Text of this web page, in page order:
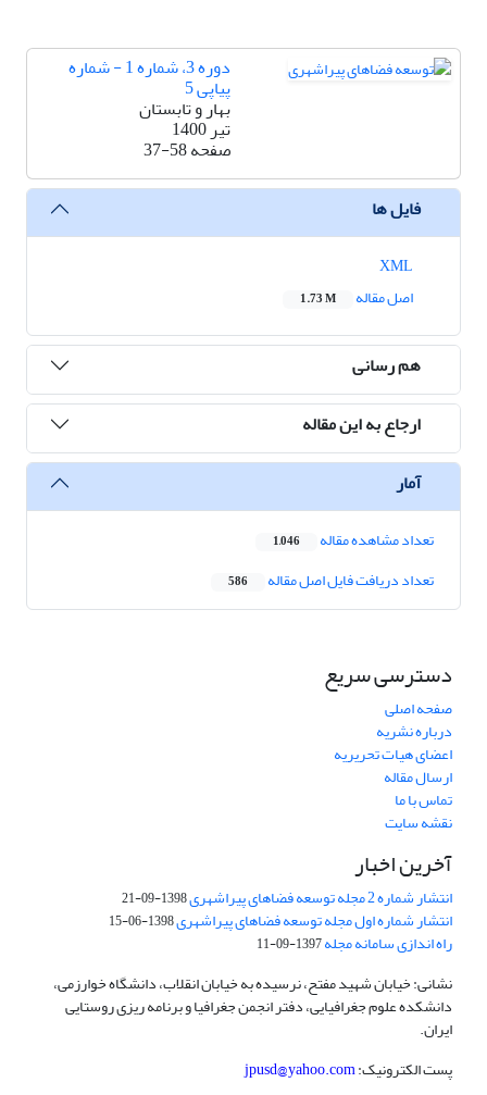
دوره 3، شماره 1 - شماره
پیاپی 5
بهار و تابستان
تیر 1400
صفحه37-58
فایل ها
اصل مقاله
1.73 M
هم رسانی
ارجاع به این مقاله
آمار
تعداد مشاهده مقاله 1,046
تعداد دریافت فایل اصل مقاله 586
دسترسی سریع
صفحه اصلی
درباره نشریه
اعضای هیات تحریریه
ارسال مقاله
تماس با ما
نقشه سایت
آخرین اخبار
انتشار شماره 2 مجله توسعه فضاهای پیراشهری 1398-09-21
انتشار شماره اول مجله توسعه فضاهای پیراشهری1398-06-15
راه اندازی سامانه مجله1397-09-11
نشانی: خیابان شهید مفتح، نرسیده به خیابان انقلاب، دانشگاه خوارزمی،
دانشکده علوم جغرافیایی، دفتر انجمن جغرافیا و برنامه ریزی روستایی
ایران.
پست الکترونیک:jpusd@yahoo.com